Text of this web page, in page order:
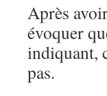
Après
évoquer
indiquant,
pas.